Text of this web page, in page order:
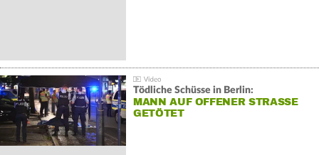
Tödliche Schüsse in Berlin:
MANN AUF OFFENER STRASSE G
ETÖTET